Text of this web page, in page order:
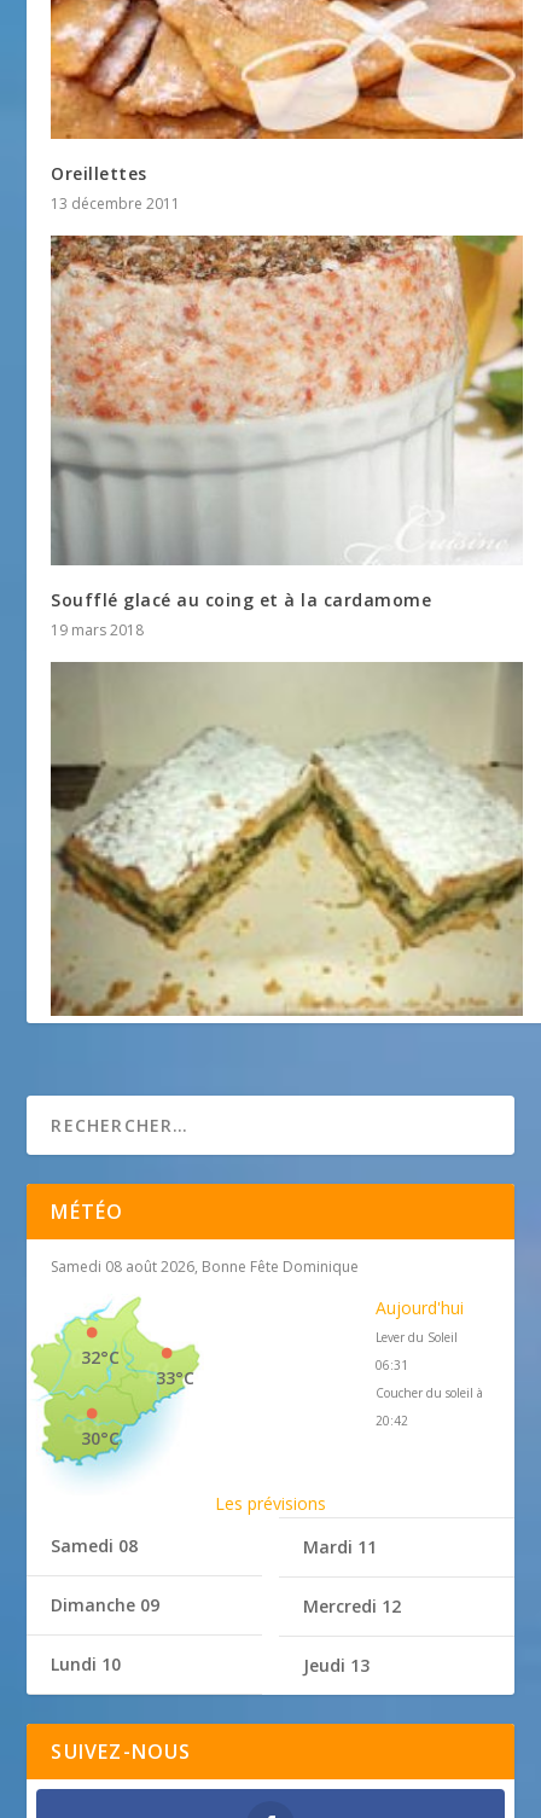
Oreillettes
13 décembre 2011
Soufflé glacé au coing et à la cardamome
19 mars 2018
MÉTÉO
Samedi 08 août 2026, Bonne Fête Dominique
33°C
32°C
30°C
Aujourd'hui
Lever du Soleil
06:31
Coucher du soleil à
20:42
Les prévisions
Samedi 08
Dimanche 09
Lundi 10
Mardi 11
Mercredi 12
Jeudi 13
SUIVEZ-NOUS